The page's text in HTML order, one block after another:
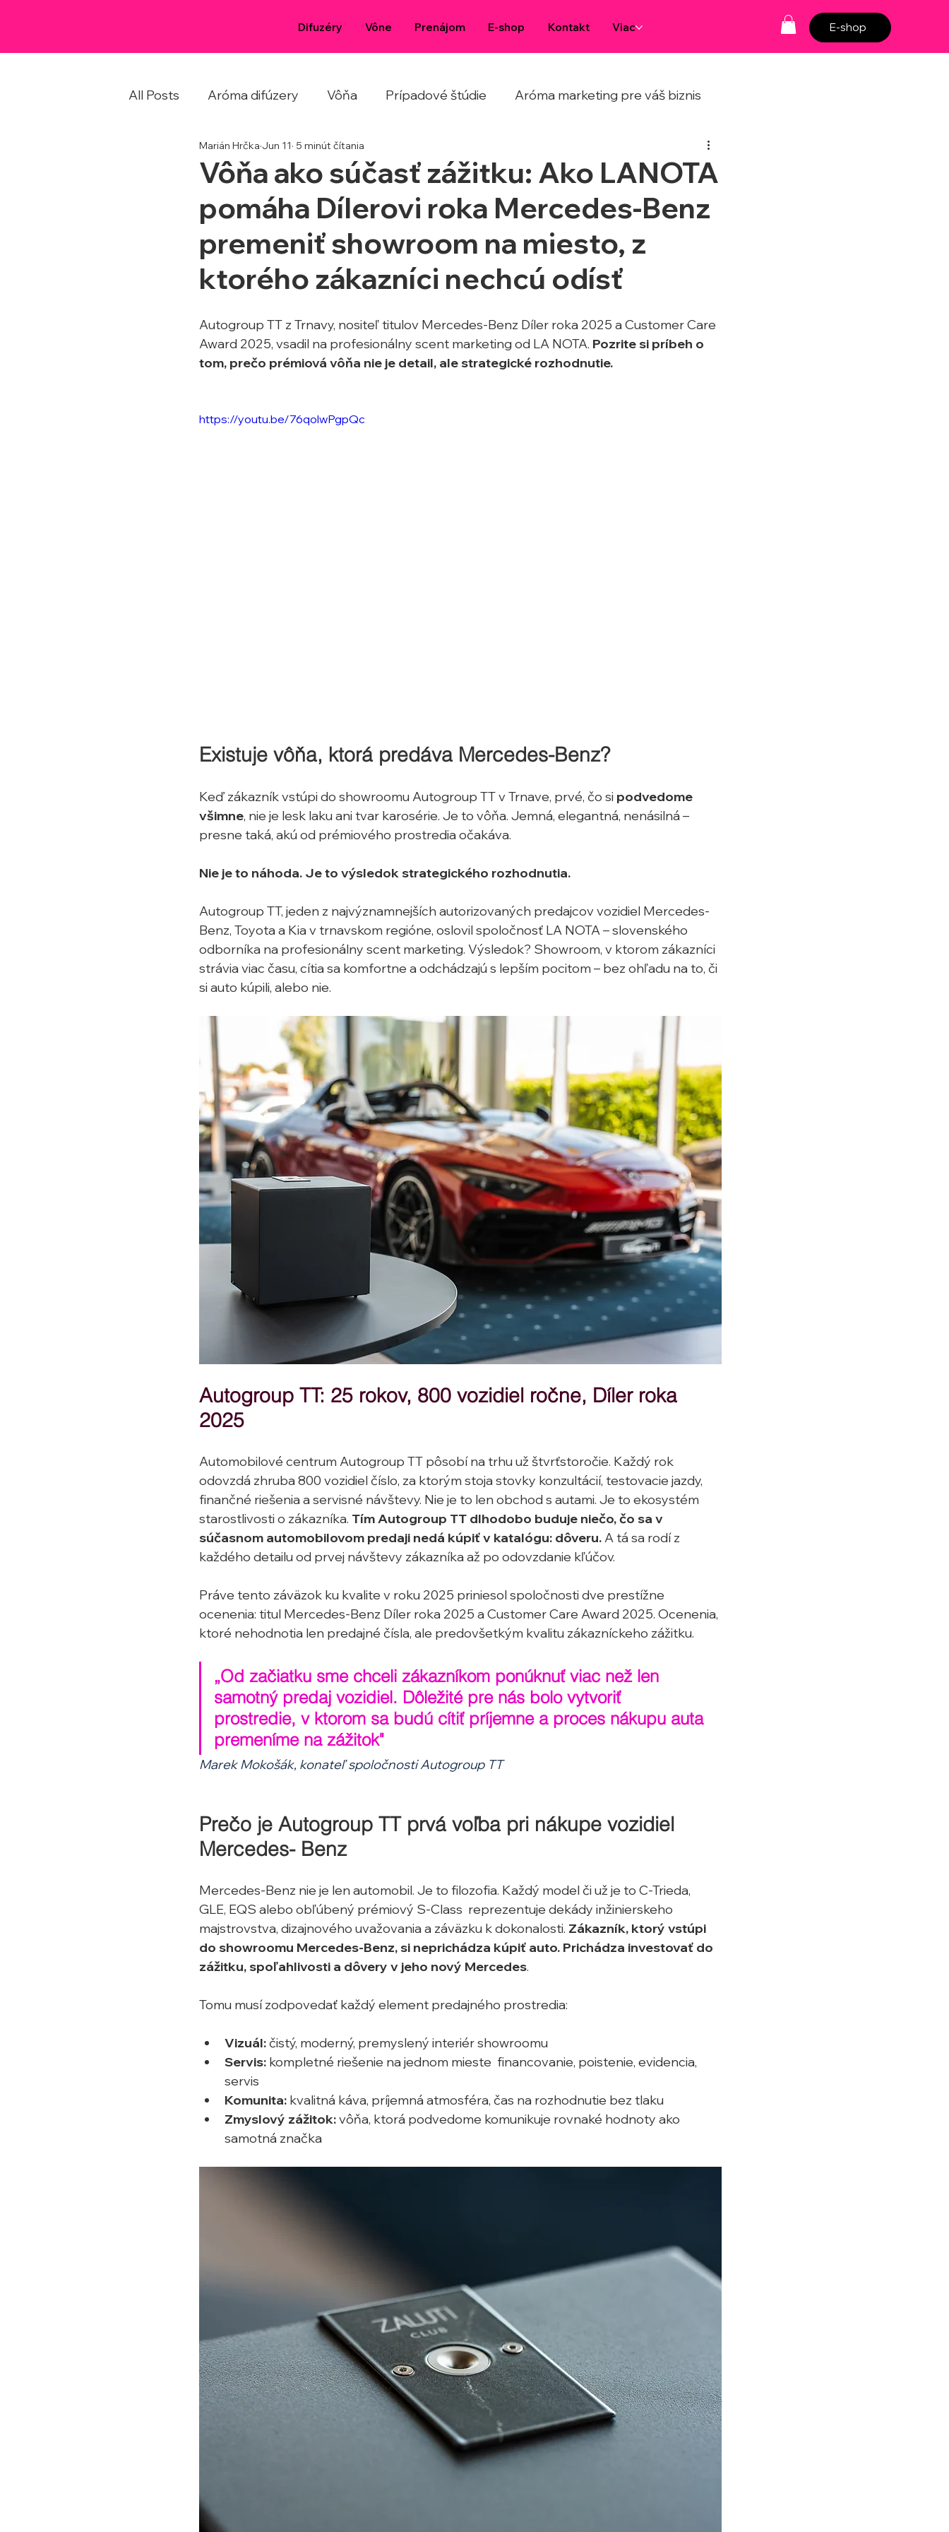
Difuzéry Vône Prenájom E-shop Kontakt Viac E-shop
All Posts Aróma difúzery Vôňa Prípadové štúdie Aróma marketing pre váš biznis
Vôňa ako súčasť zážitku: Ako LANOTA
pomáha Dílerovi roka Mercedes-Benz
premeniť showroom na miesto, z
ktorého zákazníci nechcú odísť
Marián Hrčka Jun 11 5 minút čítania
Autogroup TT z Trnavy, nositeľ titulov Mercedes-Benz Díler roka 2025 a Customer Care
Award 2025, vsadil na profesionálny scent marketing od LA NOTA. Pozrite si príbeh o
tom, prečo prémiová vôňa nie je detail, ale strategické rozhodnutie.
https://youtu.be/76qolwPgpQc
Existuje vôňa, ktorá predáva Mercedes-Benz?
Keď zákazník vstúpi do showroomu Autogroup TT v Trnave, prvé, čo si podvedome
všimne, nie je lesk laku ani tvar karosérie. Je to vôňa. Jemná, elegantná, nenásilná –
presne taká, akú od prémiového prostredia očakáva.
Nie je to náhoda. Je to výsledok strategického rozhodnutia.
Autogroup TT, jeden z najvýznamnejších autorizovaných predajcov vozidiel Mercedes-
Benz, Toyota a Kia v trnavskom regióne, oslovil spoločnosť LA NOTA – slovenského
odborníka na profesionálny scent marketing. Výsledok? Showroom, v ktorom zákazníci
strávia viac času, cítia sa komfortne a odchádzajú s lepším pocitom – bez ohľadu na to, či
si auto kúpili, alebo nie.
Autogroup TT: 25 rokov, 800 vozidiel ročne, Díler roka
2025
Automobilové centrum Autogroup TT pôsobí na trhu už štvrťstoročie. Každý rok
odovzdá zhruba 800 vozidiel číslo, za ktorým stoja stovky konzultácií, testovacie jazdy,
finančné riešenia a servisné návštevy. Nie je to len obchod s autami. Je to ekosystém
starostlivosti o zákazníka. Tím Autogroup TT dlhodobo buduje niečo, čo sa v
súčasnom automobilovom predaji nedá kúpiť v katalógu: dôveru. A tá sa rodí z
každého detailu od prvej návštevy zákazníka až po odovzdanie kľúčov.
Práve tento záväzok ku kvalite v roku 2025 priniesol spoločnosti dve prestížne
ocenenia: titul Mercedes-Benz Díler roka 2025 a Customer Care Award 2025. Ocenenia,
ktoré nehodnotia len predajné čísla, ale predovšetkým kvalitu zákazníckeho zážitku.
„Od začiatku sme chceli zákazníkom ponúknuť viac než len
samotný predaj vozidiel. Dôležité pre nás bolo vytvoriť
prostredie, v ktorom sa budú cítiť príjemne a proces nákupu auta
premeníme na zážitok"
Marek Mokošák, konateľ spoločnosti Autogroup TT
Prečo je Autogroup TT prvá voľba pri nákupe vozidiel
Mercedes- Benz
Mercedes-Benz nie je len automobil. Je to filozofia. Každý model či už je to C-Trieda,
GLE, EQS alebo obľúbený prémiový S-Class  reprezentuje dekády inžinierskeho
majstrovstva, dizajnového uvažovania a záväzku k dokonalosti. Zákazník, ktorý vstúpi
do showroomu Mercedes-Benz, si neprichádza kúpiť auto. Prichádza investovať do
zážitku, spoľahlivosti a dôvery v jeho nový Mercedes.
Tomu musí zodpovedať každý element predajného prostredia:
Vizuál: čistý, moderný, premyslený interiér showroomu
Servis: kompletné riešenie na jednom mieste  financovanie, poistenie, evidencia,
servis
Komunita: kvalitná káva, príjemná atmosféra, čas na rozhodnutie bez tlaku
Zmyslový zážitok: vôňa, ktorá podvedome komunikuje rovnaké hodnoty ako
samotná značka